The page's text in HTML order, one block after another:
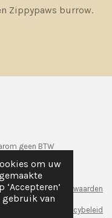
om uw
van
Zippypaws burrow.
geen BTW
Algemene voorwaarden
Privacybeleid